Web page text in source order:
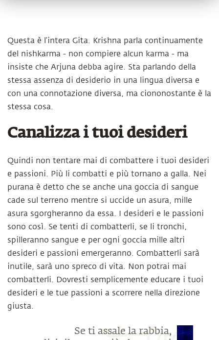
Questa è l’intera Gita. Krishna parla continuamente
del nishkarma - non compiere alcun karma - ma
insiste che Arjuna debba agire. Sta parlando della
stessa assenza di desiderio in una lingua diversa e
con una connotazione diversa, ma ciononostante è la
stessa cosa.
Canalizza i tuoi desideri
Quindi non tentare mai di combattere i tuoi desideri
e passioni. Più li combatti e più tornano a galla. Nei
purana è detto che se anche una goccia di sangue
cade sul terreno mentre si uccide un asura, mille
asura sgorgheranno da essa. I desideri e le passioni
sono così. Se tenti di combatterli, se li tronchi,
spilleranno sangue e per ogni goccia mille altri
desideri e passioni emergeranno. Combatterli sarà
inutile, sarà uno spreco di vita. Non potrai mai
combatterli. Dovresti semplicemente educare i tuoi
desideri e le tue passioni a scorrere nella direzione
giusta.
Se ti assale la rabbia,